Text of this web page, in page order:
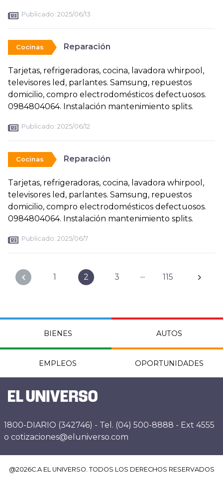
Publicado: 2025/06/13
Cocinas Reparación
Tarjetas, refrigeradoras, cocina, lavadora whirpool,
televisores led, parlantes. Samsung, repuestos
domicilio, compro electrodomésticos defectuosos.
0984804064. Instalación mantenimiento splits.
Publicado: 2025/06/12
Cocinas Reparación
Tarjetas, refrigeradoras, cocina, lavadora whirpool,
televisores led, parlantes. Samsung, repuestos
domicilio, compro electrodomésticos defectuosos.
0984804064. Instalación mantenimiento splits.
Publicado: 2025/06/7
1 2 3 ... 115
BIENES AUTOS
EMPLEOS OPORTUNIDADES
1800-DIARIO (342746) - Tel. (04) 500-8888 - Ext 4555
o cotizaciones@eluniverso.com
@2026C.A EL UNIVERSO. TODOS LOS DERECHOS RESERVADOS